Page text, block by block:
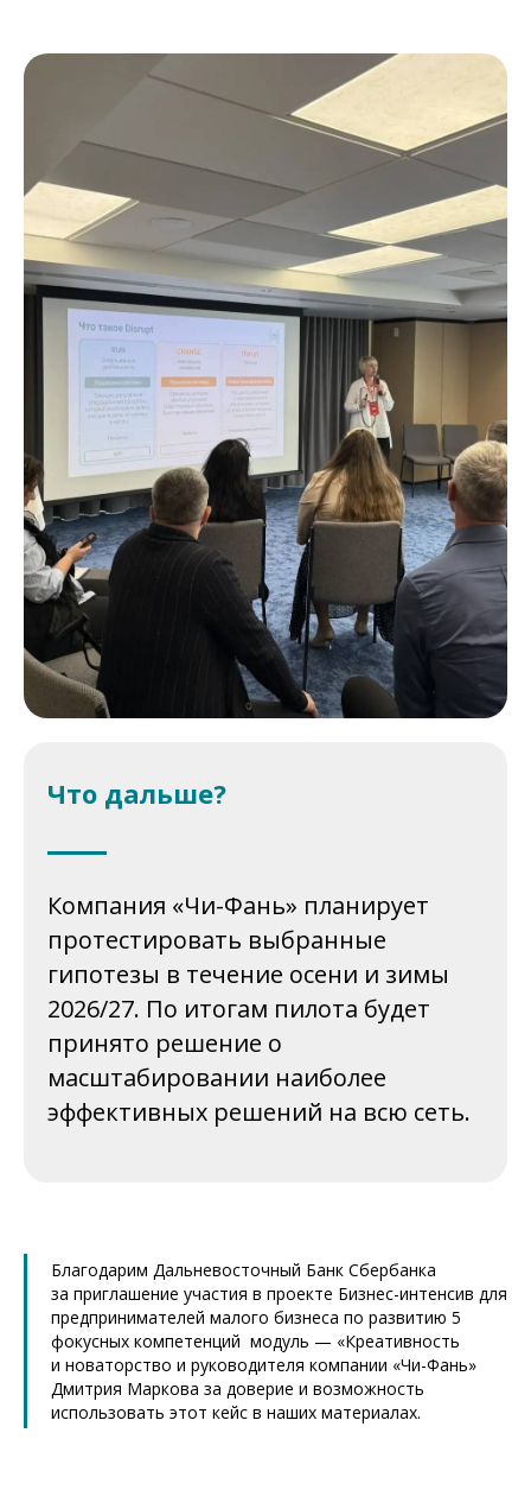
Что дальше?
Компания «Чи-Фань» планирует
протестировать выбранные
гипотезы в течение осени и зимы
2026/27. По итогам пилота будет
принято решение о
масштабировании наиболее
эффективных решений на всю сеть.
Благодарим Дальневосточный Банк Сбербанка
за приглашение участия в проекте Бизнес-интенсив для
предпринимателей малого бизнеса по развитию 5
фокусных компетенций модуль — «Креативность
и новаторство и руководителя компании «Чи-Фань»
Дмитрия Маркова за доверие и возможность
использовать этот кейс в наших материалах.